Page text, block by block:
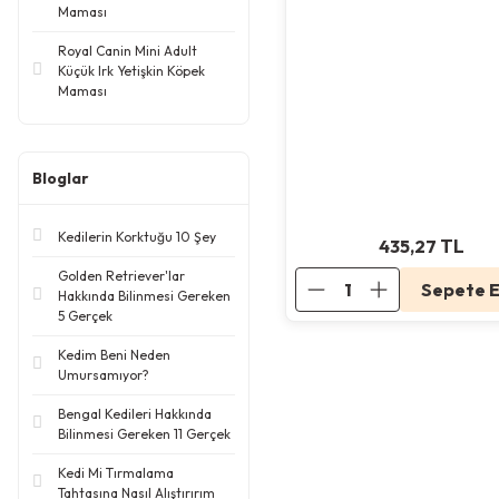
Maması
Royal Canin Mini Adult
Küçük Irk Yetişkin Köpek
Maması
Bloglar
Kedilerin Korktuğu 10 Şey
Golden Retriever'lar
Hakkında Bilinmesi Gereken
5 Gerçek
Kedim Beni Neden
Umursamıyor?
Bengal Kedileri Hakkında
Bilinmesi Gereken 11 Gerçek
Kedi Mi Tırmalama
Tahtasına Nasıl Alıştırırım
435,27 TL
Sepete